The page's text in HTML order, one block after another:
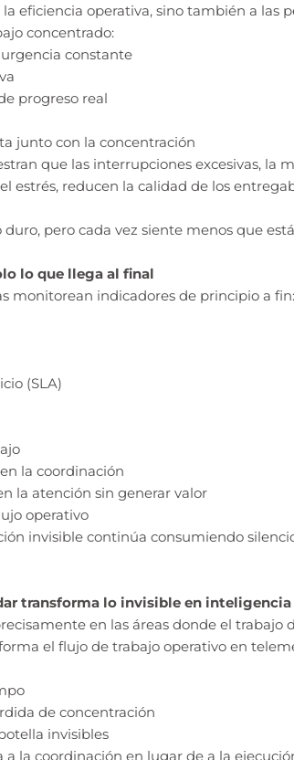
eficiencia operativa, sino también a las
concentrado:
constante
progreso real
junto con la concentración
que las interrupciones excesivas, la
estrés, reducen la calidad de los
pero cada vez siente menos que
lo que llega al final
monitorean indicadores de principio a fin:
(SLA)
la coordinación
la atención sin generar valor
operativo
invisible continúa consumiendo
transforma lo invisible en
en las áreas donde el trabajo
el flujo de trabajo operativo en
de concentración
invisibles
a la coordinación en lugar de a la